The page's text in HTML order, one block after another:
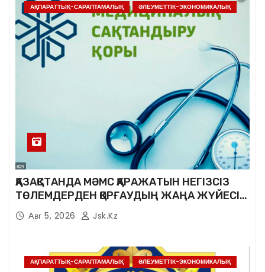
АҚПАРАТТЫҚ-САРАПТАМАЛЫҚ ӘЛЕУМЕТТІК-ЭКОНОМИКАЛЫҚ
ҚАЗАҚСТАНДА МӘМС ҚАРАЖАТЫН НЕГІЗСІЗ
ТӨЛЕМДЕРДЕН ҚОРҒАУДЫҢ ЖАҢА ЖҮЙЕСІ
ҚҰРЫЛУДА
Авг 5, 2026 Jsk.kz
АҚПАРАТТЫҚ-САРАПТАМАЛЫҚ ӘЛЕУМЕТТІК-ЭКОНОМИКАЛЫҚ